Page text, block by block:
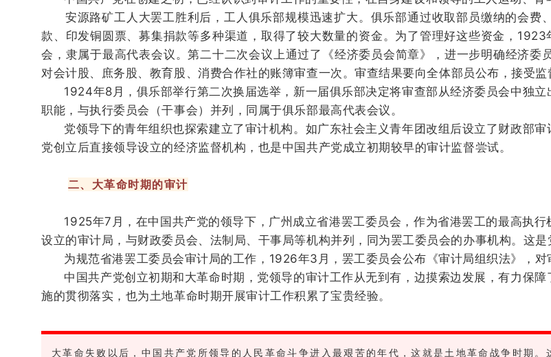
安源路矿工人大罢工胜利后，工人俱乐部规模迅速扩大。俱乐部通过收取部员缴纳的会费
款、印发铜圆票、募集捐款等多种渠道，取得了较大数量的资金。为了管理好这些资金，
会，隶属于最高代表会议。第二十二次会议上通过了《经济委员会简章》，进一步明确经济委
对会计股、庶务股、教育股、消费合作社的账簿审查一次。审查结果要向全体部员公布，接受监
1924年8月，俱乐部举行第二次换届选举，新一届俱乐部决定将审查部从经济委员会中独立
职能，与执行委员会（干事会）并列，同属于俱乐部最高代表会议。
党领导下的青年组织也探索建立了审计机构。如广东社会主义青年团改组后设立了财政部审
党创立后直接领导设立的经济监督机构，也是中国共产党成立初期较早的审计监督尝试。
二、大革命时期的审计
1925年7月，在中国共产党的领导下，广州成立省港罢工委员会，作为省港罢工的最高执行
设立的审计局，与财政委员会、法制局、干事局等机构并列，同为罢工委员会的办事机构。这是
为规范省港罢工委员会审计局的工作，1926年3月，罢工委员会公布《审计局组织法》，对
中国共产党创立初期和大革命时期，党领导的审计工作从无到有，边摸索边发展，有力保障
施的贯彻落实，也为土地革命时期开展审计工作积累了宝贵经验。
大革命失败以后，中国共产党所领导的人民革命斗争进入最艰苦的年代，这就是土地革命战争时期